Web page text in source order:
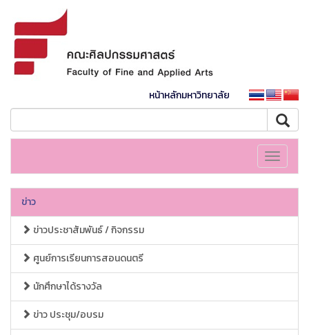
หน้าหลักมหาวิทยาลัย
Toggle
ข่าว
ข่าวประชาสัมพันธ์ / กิจกรรม
ศูนย์การเรียนการสอนดนตรี
นักศึกษาได้รางวัล
ข่าว ประชุม/อบรม